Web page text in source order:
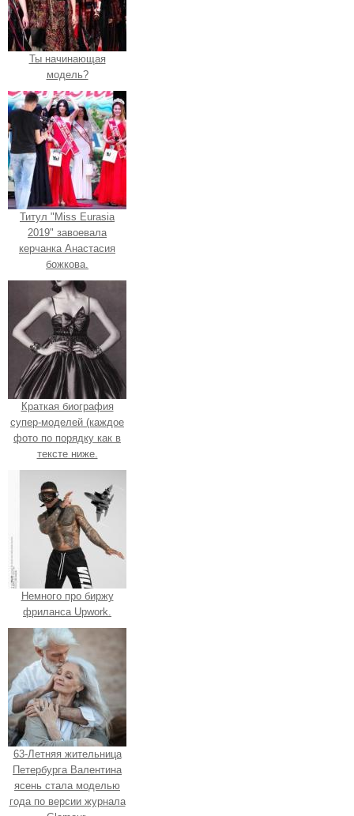
Ты начинающая
модель?
Титул "Miss Eurasia
2019" завоевала
керчанка Анастасия
божкова.
Краткая биография
супер-моделей (каждое
фото по порядку как в
тексте ниже.
Немного про биржу
фриланса Upwork.
63-Летняя жительница
Петербурга Валентина
ясень стала моделью
года по версии журнала